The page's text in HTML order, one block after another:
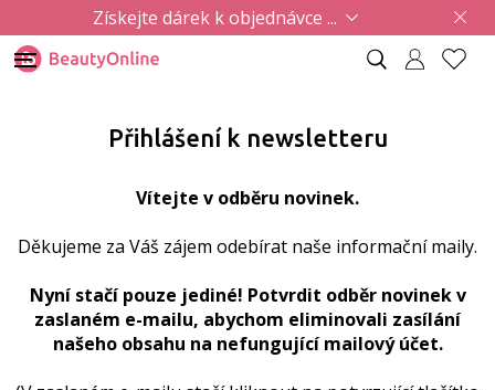
Získejte dárek k objednávce ...
Přihlášení k newsletteru
Vítejte v odběru novinek.
Děkujeme za Váš zájem odebírat naše informační maily.
Nyní stačí pouze jediné! Potvrdit odběr novinek v
zaslaném e-mailu, abychom eliminovali zasílání
našeho obsahu na nefungující mailový účet.